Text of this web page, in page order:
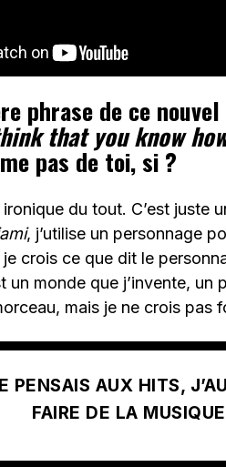
phrase de ce
that you know
pas de toi, si ?
ironique du tout. C’est juste
, j’utilise un personnage
crois ce que dit le
un monde que j’invente, un
mais je ne crois pas
PENSAIS AUX HITS,
FAIRE DE LA